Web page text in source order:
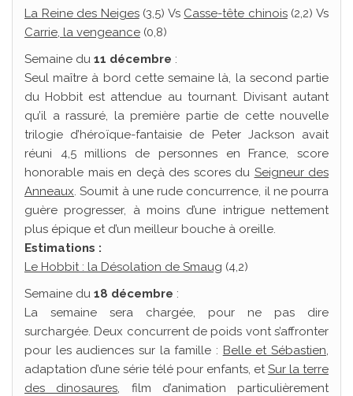
La Reine des Neiges(3,5) Vs Casse-tête chinois(2,2) Vs
Carrie, la vengeance (0,8)
Semaine du 11 décembre :
Seul maître à bord cette semaine là, la second partie
du Hobbit est attendue au tournant. Divisant autant
qu’il a rassuré, la première partie de cette nouvelle
trilogie d’héroïque-fantaisie de Peter Jackson avait
réuni 4,5 millions de personnes en France, score
honorable mais en deçà des scores du Seigneur des
Anneaux. Soumit à une rude concurrence, il ne pourra
guère progresser, à moins d’une intrigue nettement
plus épique et d’un meilleur bouche à oreille.
Estimations :
Le Hobbit : la Désolation de Smaug (4,2)
Semaine du 18 décembre :
La semaine sera chargée, pour ne pas dire
surchargée. Deux concurrent de poids vont s’affronter
pour les audiences sur la famille : Belle et Sébastien,
adaptation d’une série télé pour enfants, etSur la terre
des dinosaures, film d’animation particulièrement